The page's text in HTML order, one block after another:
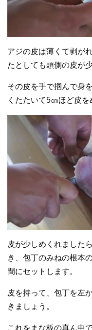
アジの皮は薄くて剥が
たとしても頭側の皮が
その皮を手で掴んで身
くたたいて5㎝ほど皮を
皮が少しめくれました
き、包丁のみねの根本
間にセットします。
皮を持って、包丁を左
きましょう。
これをまな板の真ん中